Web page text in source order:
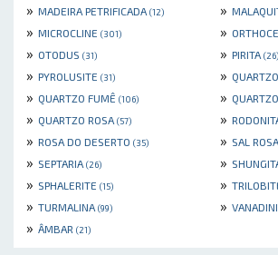
» MADEIRA PETRIFICADA (12) »
» MICROCLINE (301) »
» OTODUS (31) » PIRITA (26)
» PYROLUSITE (31) » QUARTZO
» QUARTZO FUMÊ (106) »
» QUARTZO ROSA (57) »
» ROSA DO DESERTO (35) » SAL ROSA
» SEPTARIA (26) »
» SPHALERITE (15) »
» TURMALINA (99) »
» ÂMBAR (21)